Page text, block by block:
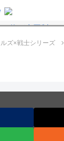
の物が中国製な
の物が中国製な
務部長、日本
ルズ×戦士シリーズ